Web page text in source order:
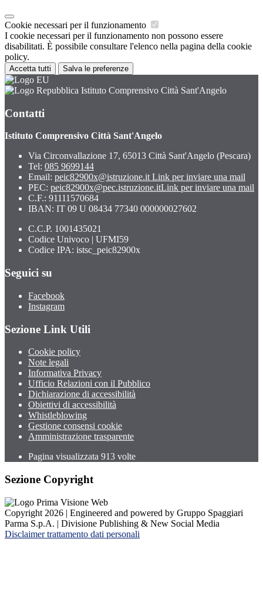
Cookie necessari per il funzionamento
I cookie necessari per il funzionamento non possono essere
disabilitati. È possibile consultare l'elenco nella pagina della cookie
policy.
Accetta tutti Salva le preferenze
Istituto Comprensivo Città Sant'Angelo
Contatti
Istituto Comprensivo Città Sant'Angelo
Via Circonvallazione 17, 65013 Città Sant'Angelo (Pescara)
Tel: 085 9699144
Email: peic82900x@istruzione.it Link per inviare una mail
PEC: peic82900x@pec.istruzione.itLink per inviare una mail
C.F.: 91111570684
IBAN: IT 09 U 08434 77340 000000027602
C.C.P. 1001435021
Codice Univoco | UFMI59
Codice IPA: istsc_peic82900x
Seguici su
Facebook
Instagram
Sezione Link Utili
Cookie policy
Note legali
Informativa Privacy
Ufficio Relazioni con il Pubblico
Dichiarazione di accessibilità
Obiettivi di accessibilità
Whistleblowing
Gestione consensi cookie
Amministrazione trasparente
Pagina visualizzata 913 volte
Sezione Copyright
Copyright 2026 | Engineered and powered by Gruppo Spaggiari
Parma S.p.A. | Divisione Publishing & New Social Media
Disclaimer trattamento dati personali